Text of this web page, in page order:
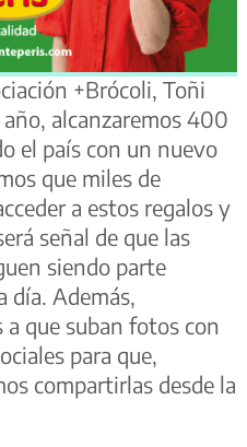
+Brócoli, Toñi
alcanzaremos 400
el país con un nuevo
que miles de
a estos regalos y
señal de que las
siendo parte
día. Además,
que suban fotos con
para que,
compartirlas desde la